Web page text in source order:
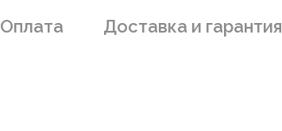
Оплата Доставка и гарантия